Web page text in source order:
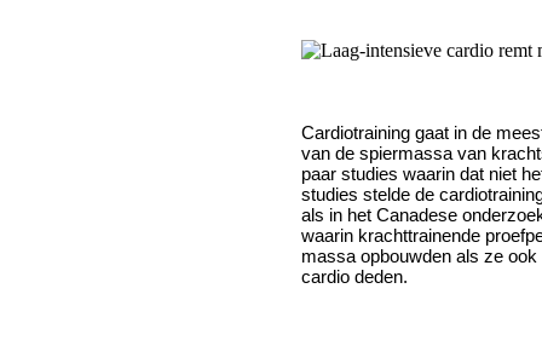
Cardiotraining gaat in de
van de spiermassa van
paar studies waarin dat niet
studies stelde de
als in het Canadese
waarin krachttrainende
massa opbouwden als ze
cardio deden.